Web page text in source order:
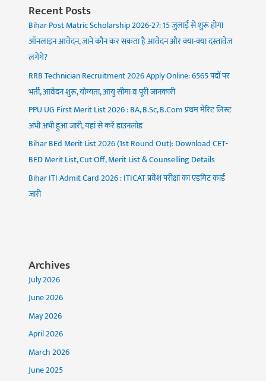
Recent Posts
Bihar Post Matric Scholarship 2026-27: 15 जुलाई से शुरू होगा
ऑनलाइन आवेदन, जानें कौन कर सकता है आवेदन और क्या-क्या दस्तावेज
लगेंगे?
RRB Technician Recruitment 2026 Apply Online: 6565 पदों पर
भर्ती, आवेदन शुरू, योग्यता, आयु सीमा व पूरी जानकारी
PPU UG First Merit List 2026 : BA, B.Sc, B.Com प्रथम मेरिट लिस्ट
अभी अभी हुआ जारी, यहां से करें डाउनलोड
Bihar BEd Merit List 2026 (1st Round Out): Download CET-
BED Merit List, Cut Off, Merit List & Counselling Details
Bihar ITI Admit Card 2026 : ITICAT प्रवेश परीक्षा का एडमिट कार्ड
जारी
Archives
July 2026
June 2026
May 2026
April 2026
March 2026
June 2025